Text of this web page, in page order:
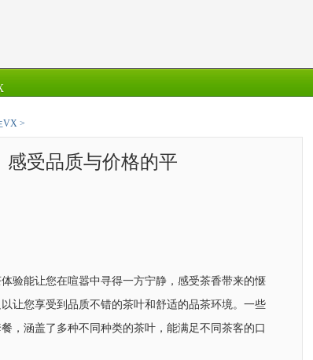
VX >
感受品质与价格的平
验能让您在喧嚣中寻得一方宁静，感受茶香带来的惬
让您享受到品质不错的茶叶和舒适的品茶环境。一些
，涵盖了多种不同种类的茶叶，能满足不同茶客的口